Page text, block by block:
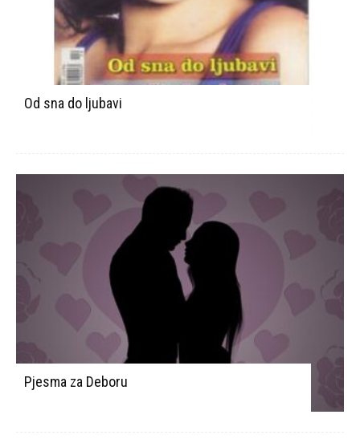
Od sna do ljubavi
Pjesma za Deboru